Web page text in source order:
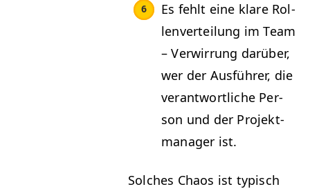
Es fehlt eine klare Rol­
len­verteilung im Team
– Ver­wirrung darüber,
wer der Aus­führer, die
ver­ant­wortliche Per­
son und der Pro­jek­t­
man­ag­er ist.
Solch­es Chaos ist typ­isch